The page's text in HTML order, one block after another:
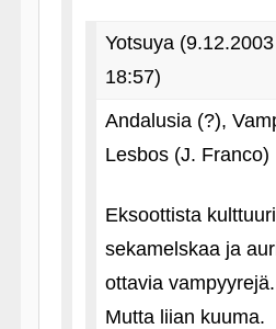
Yotsuya (9.12.2003
18:57)
Andalusia (?),
Lesbos (J. Franco)
Eksoottista
sekamelskaa ja
ottavia vampyyrejä.
Mutta liian kuuma.